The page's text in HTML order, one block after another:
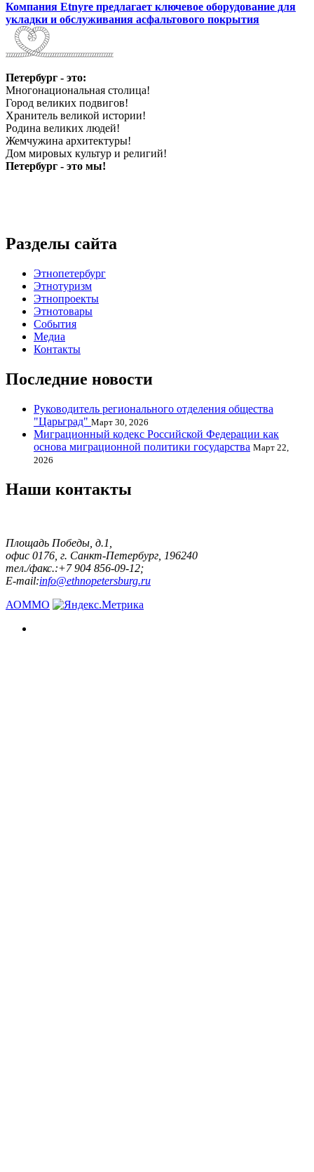
Компания Etnyre предлагает ключевое оборудование для
укладки и обслуживания асфальтового покрытия
Петербург - это:
Многонациональная столица!
Город великих подвигов!
Хранитель великой истории!
Родина великих людей!
Жемчужина архитектуры!
Дом мировых культур и религий!
Петербург - это мы!
Разделы сайта
Этнопетербург
Этнотуризм
Этнопроекты
Этнотовары
События
Медиа
Контакты
Последние новости
Руководитель регионального отделения общества
"Царьград" Март 30, 2026
Миграционный кодекс Российской Федерации как
основа миграционной политики государства Март 22,
2026
Наши контакты
Площадь Победы, д.1,
офис 0176, г. Санкт-Петербург, 196240
тел./факс.:+7 904 856-09-12;
E-mail:info@ethnopetersburg.ru
АОММО